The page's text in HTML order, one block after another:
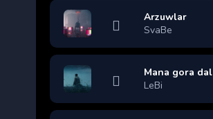
Arzuwlar
SvaBe
Mana gora dal
LeBi